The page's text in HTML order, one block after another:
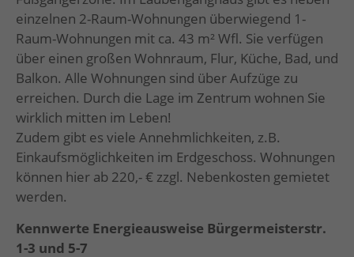
einzelnen 2-Raum-Wohnungen überwiegend 1-
Raum-Wohnungen mit ca. 43 m² Wfl. Sie verfügen
über einen großen Wohnraum, Flur, Küche, Bad, und
Balkon. Alle Wohnungen sind über Aufzüge zu
erreichen. Durch die Lage im Zentrum wohnen Sie
wirklich mitten im Leben!
Zudem gibt es viele Annehmlichkeiten, z.B.
Einkaufsmöglichkeiten im Erdgeschoss. Wohnungen
können hier ab 220,- € zzgl. Nebenkosten gemietet
werden.
Kennwerte Energieausweise Bürgermeisterstr.
1-3 und 5-7